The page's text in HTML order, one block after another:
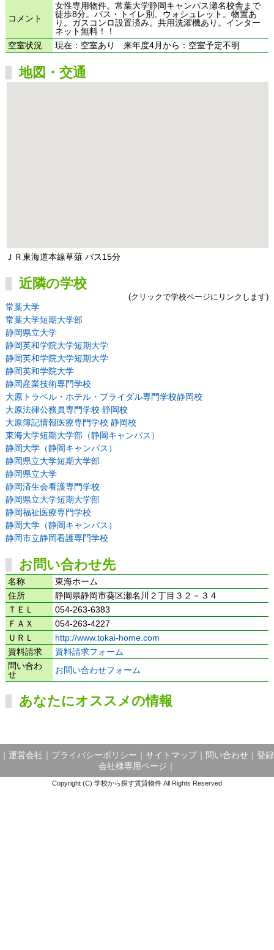
コメント
女性専用物件。常葉大学静岡キャンパス瀬名校舎まで
徒歩8分。バス・トイレ別。ウォシュレット。物置あ
り。ガスコンロ設置済み。共用洗濯機あり。インター
ネット無料！！
空室状況
現在：空室あり 来年度4月から：空室予定不明
地図・交通
ＪＲ東海道本線草薙 バス15分
近隣の学校
(クリックで学校ページにリンクします)
常葉大学
常葉大学短期大学部
静岡県立大学
静岡英和学院大学短期大学
静岡英和学院大学短期大学
静岡英和学院大学
静岡産業技術専門学校
大原トラベル・ホテル・ブライダル専門学校静岡校
大原法律公務員専門学校 静岡校
大原簿記情報医療専門学校 静岡校
東海大学短期大学部（静岡キャンパス）
静岡大学（静岡キャンパス）
静岡県立大学短期大学部
静岡県立大学
静岡済生会看護専門学校
静岡県立大学短期大学部
静岡福祉医療専門学校
静岡大学（静岡キャンパス）
静岡市立静岡看護専門学校
お問い合わせ先
名称
東海ホーム
住所
静岡県静岡市葵区瀬名川２丁目３２－３４
ＴＥＬ
054-263-6383
ＦＡＸ
054-263-4227
ＵＲＬ
http://www.tokai-home.com
資料請求
資料請求フォーム
問い合わ
せ
お問い合わせフォーム
あなたにオススメの情報
運営会社 プライバシーポリシー サイトマップ｜ 問い合わせ
登録
会社様専用ページ
Copyright (C) 学校から探す賃貸物件 All Rights Reserved